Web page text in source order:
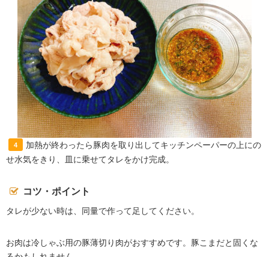
4
加熱が終わったら豚肉を取り出してキッチンペーパーの上にの
せ水気をきり、皿に乗せてタレをかけ完成。
コツ・ポイント
タレが少ない時は、同量で作って足してください。
お肉は冷しゃぶ用の豚薄切り肉がおすすめです。豚こまだと固くな